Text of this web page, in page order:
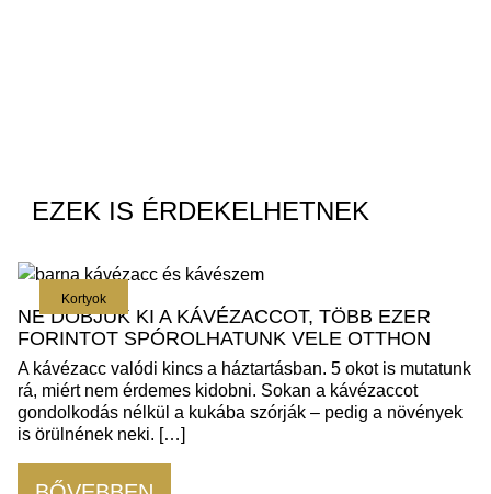
EZEK IS ÉRDEKELHETNEK
Kortyok
NE DOBJUK KI A KÁVÉZACCOT, TÖBB EZER
FORINTOT SPÓROLHATUNK VELE OTTHON
A kávézacc valódi kincs a háztartásban. 5 okot is mutatunk
rá, miért nem érdemes kidobni. Sokan a kávézaccot
gondolkodás nélkül a kukába szórják – pedig a növények
is örülnének neki. […]